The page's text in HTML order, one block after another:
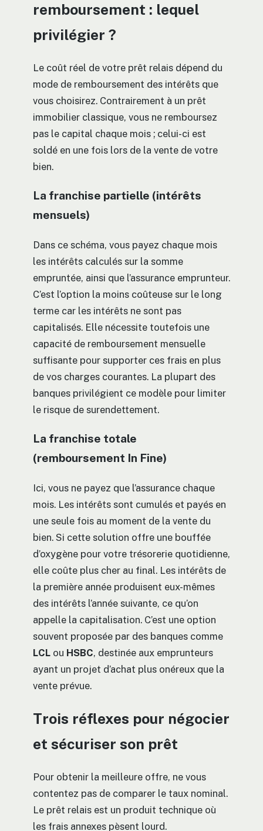
remboursement : lequel
privilégier ?
Le coût réel de votre prêt relais dépend du
mode de remboursement des intérêts que
vous choisirez. Contrairement à un prêt
immobilier classique, vous ne remboursez
pas le capital chaque mois ; celui-ci est
soldé en une fois lors de la vente de votre
bien.
La franchise partielle (intérêts
mensuels)
Dans ce schéma, vous payez chaque mois
les intérêts calculés sur la somme
empruntée, ainsi que l’assurance emprunteur.
C’est l’option la moins coûteuse sur le long
terme car les intérêts ne sont pas
capitalisés. Elle nécessite toutefois une
capacité de remboursement mensuelle
suffisante pour supporter ces frais en plus
de vos charges courantes. La plupart des
banques privilégient ce modèle pour limiter
le risque de surendettement.
La franchise totale
(remboursement In Fine)
Ici, vous ne payez que l’assurance chaque
mois. Les intérêts sont cumulés et payés en
une seule fois au moment de la vente du
bien. Si cette solution offre une bouffée
d’oxygène pour votre trésorerie quotidienne,
elle coûte plus cher au final. Les intérêts de
la première année produisent eux-mêmes
des intérêts l’année suivante, ce qu’on
appelle la capitalisation. C’est une option
souvent proposée par des banques comme
LCL ou HSBC, destinée aux emprunteurs
ayant un projet d’achat plus onéreux que la
vente prévue.
Trois réflexes pour négocier
et sécuriser son prêt
Pour obtenir la meilleure offre, ne vous
contentez pas de comparer le taux nominal.
Le prêt relais est un produit technique où
les frais annexes pèsent lourd.